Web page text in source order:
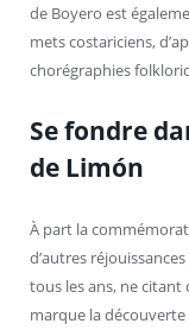
de Boyero est
mets costariciens,
chorégraphies
Se fondre
de Limón
À part la
d’autres
tous les ans, ne citant
marque la